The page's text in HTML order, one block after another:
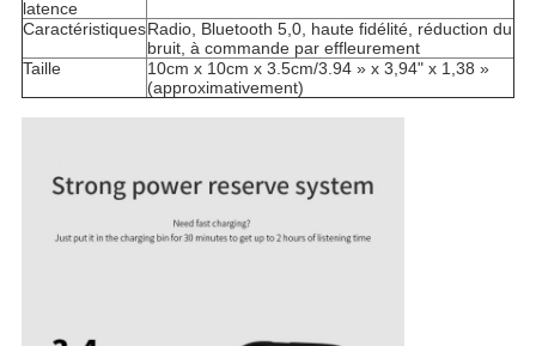
latence
CaractéristiquesRadio, Bluetooth 5,0, haute fidélité, réduction du
bruit, à commande par effleurement
Taille
10cm x 10cm x 3.5cm/3.94 » x 3,94" x 1,38 »
(approximativement)